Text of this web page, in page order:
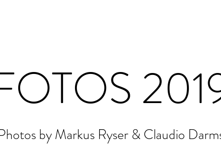
by Markus Ryser & Claudio